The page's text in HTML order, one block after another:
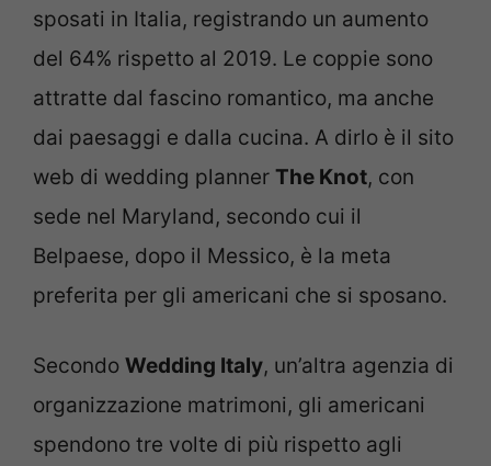
sposati in Italia, registrando un aumento
del 64% rispetto al 2019. Le coppie sono
attratte dal fascino romantico, ma anche
dai paesaggi e dalla cucina. A dirlo è il sito
web di wedding planner The Knot, con
sede nel Maryland, secondo cui il
Belpaese, dopo il Messico, è la meta
preferita per gli americani che si sposano.
Secondo Wedding Italy, un’altra agenzia di
organizzazione matrimoni, gli americani
spendono tre volte di più rispetto agli